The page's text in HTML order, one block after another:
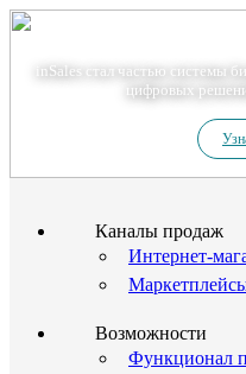
inSales стал частью системы
цифровых
Каналы продаж
Интернет-
Возможности
Функционал